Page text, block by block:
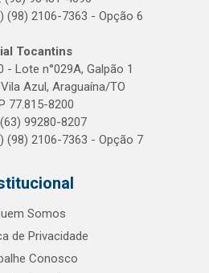
(98) 2106-7363 - Opção 6
Tocantins
- Lote n°029A, Galpão 1
Azul, Araguaína/TO
77.815-8200
99280-8207
(98) 2106-7363 - Opção 7
Somos
de Privacidade
Conosco